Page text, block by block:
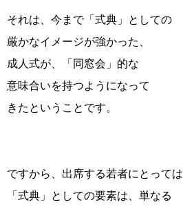
それは、今まで「式典」としての
厳かなイメージが強かった、
成人式が、「同窓会」的な
意味合いを持つようになって
きたということです。
ですから、出席する若者にとっては
「式典」としての要素は、単なる